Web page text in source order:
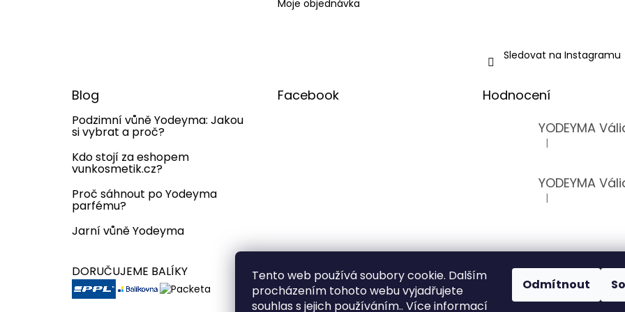
Tento web používá soubory cookie. Dalším
procházením tohoto webu vyjadřujete
souhlas s jejich používáním.. Více informací
Odmítnout
Moje objednávka
Sledovat na Instagramu
Blog
Podzimní vůně Yodeyma: Jakou
si vybrat a proč?
Kdo stojí za eshopem
vunkosmetik.cz?
Proč sáhnout po Yodeyma
parfému?
Jarní vůně Yodeyma
Facebook
Hodnocení
YODEYMA
Hodnocení
|
YODEYMA
Hodnocení
|
DORUČUJEME BALÍKY